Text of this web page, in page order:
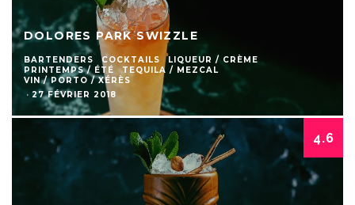
DOLORES PARK SWIZZLE
BARTENDERS COCKTAILS
LIQUEUR / CRÈME
PRINTEMPS / ÉTÉ
TEQUILA / MEZCAL
VIN / PORTO / XÉRÈS
· 27 FÉVRIER 2018
4.6